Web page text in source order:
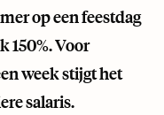
op een feestdag
150%. Voor
week stijgt het
salaris.